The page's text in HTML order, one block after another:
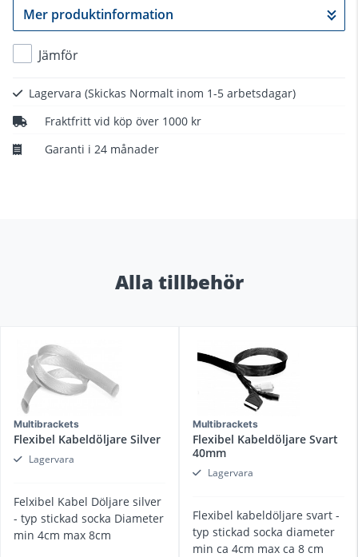
Gå till kassan
Mer produktinformation
Jämför
Lagervara (Skickas Normalt inom 1-5 arbetsdagar)
Fraktfritt vid köp över 1000 kr
Garanti i 24 månader
Alla tillbehör
Multibrackets
Flexibel Kabeldöljare Silver
Lagervara
Felxibel Kabel Döljare silver
- typ stickad socka Diameter
min 4cm max 8cm
Multibrackets
Flexibel Kabeldöljare Svart
40mm
Lagervara
Flexibel kabeldöljare svart -
typ stickad socka diameter
min ca 4cm max ca 8 cm